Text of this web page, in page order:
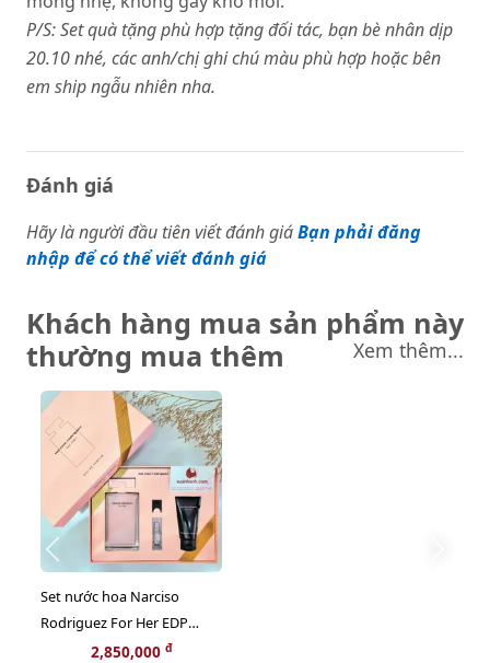
P/S: Set quà tặng phù hợp tặng đối tác, bạn bè nhân dịp
20.10 nhé, các anh/chị ghi chú màu phù hợp hoặc bên
em ship ngẫu nhiên nha.
Đánh giá
Hãy là người đầu tiên viết đánh giáBạn phải đăng
nhập để có thể viết đánh giá
Khách hàng mua sản phẩm này
thường mua thêm
Xem thêm...
Set nước hoa Narciso
Rodriguez For Her EDP
sang trọng, quyến rũ và nữ
2,850,000 đ